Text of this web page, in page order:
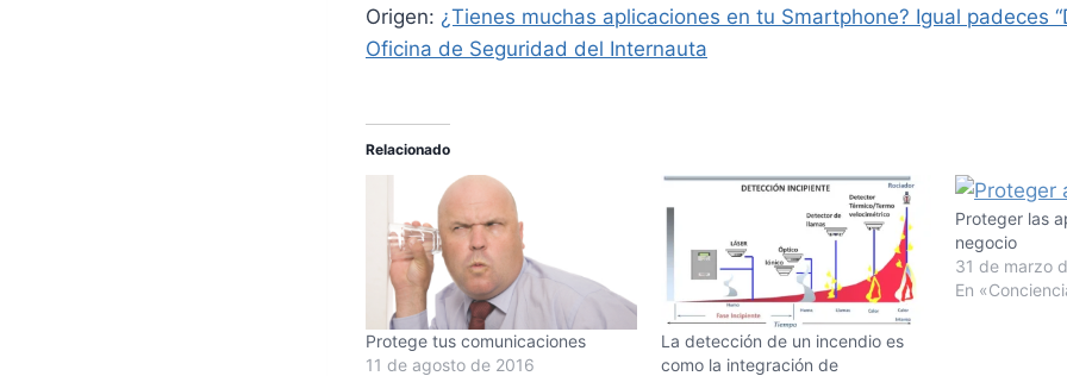
Origen: ¿Tienes muchas aplicaciones en tu Smartphone? Igual padeces
Oficina de Seguridad del Internauta
Relacionado
Protege tus comunicaciones
11 de agosto de 2016
La detección de un incendio es
como la integración de
Proteger las
negocio
31 de marzo
En